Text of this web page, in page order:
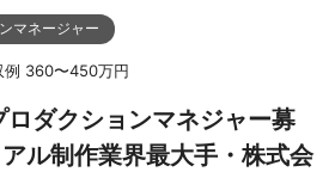
マネージャー
例 360〜450万円
ダクションマネジャー募
ル制作業界最大手・株式会